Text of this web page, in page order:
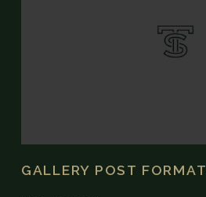
GALLERY POST FORMAT